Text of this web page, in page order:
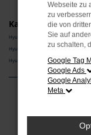
Kategorie
Hyundai i10 Vorführwagen Augsburg
Hyundai i10 Tageszulassung Augsburg
Hyundai i10 Gebrauchtwagen
Beim Laden ist
Webseite zu
zu
die von
Sie auf
zu schalten,
Google Tag
Google Ads
Google
Meta